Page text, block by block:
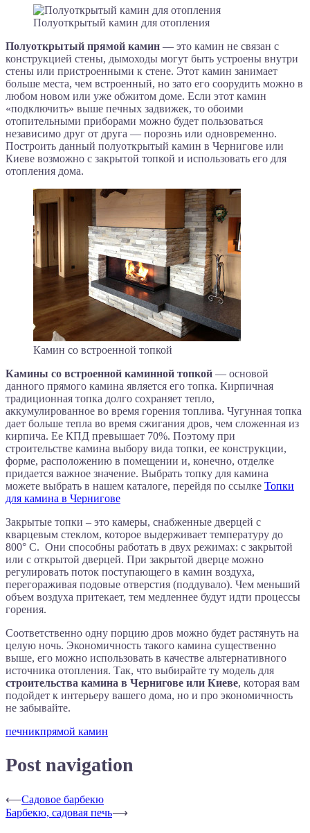
Полуоткрытый камин для отопления
Полуоткрытый прямой камин — это камин не связан с
конструкцией стены, дымоходы могут быть устроены внутри
стены или пристроенными к стене. Этот камин занимает
больше места, чем встроенный, но зато его соорудить можно в
любом новом или уже обжитом доме. Если этот камин
«подключить» выше печных задвижек, то обоими
отопительными приборами можно будет пользоваться
независимо друг от друга — порознь или одновременно.
Построить данный полуоткрытый камин в Чернигове или
Киеве возможно с закрытой топкой и использовать его для
отопления дома.
Камин со встроенной топкой
Камины со встроенной каминной топкой — основой
данного прямого камина является его топка. Кирпичная
традиционная топка долго сохраняет тепло,
аккумулированное во время горения топлива. Чугунная топка
дает больше тепла во время сжигания дров, чем сложенная из
кирпича. Ее КПД превышает 70%. Поэтому при
строительстве камина выбору вида топки, ее конструкции,
форме, расположению в помещении и, конечно, отделке
придается важное значение. Выбрать топку для камина
можете выбрать в нашем каталоге, перейдя по ссылке Топки
для камина в Чернигове
Закрытые топки – это камеры, снабженные дверцей с
кварцевым стеклом, которое выдерживает температуру до
800° С. Они способны работать в двух режимах: с закрытой
или с открытой дверцей. При закрытой дверце можно
регулировать поток поступающего в камин воздуха,
перегораживая подовые отверстия (поддувало). Чем меньший
объем воздуха притекает, тем медленнее будут идти процессы
горения.
Соответственно одну порцию дров можно будет растянуть на
целую ночь. Экономичность такого камина существенно
выше, его можно использовать в качестве альтернативного
источника отопления. Так, что выбирайте ту модель для
строительства камина в Чернигове или Киеве, которая вам
подойдет к интерьеру вашего дома, но и про экономичность
не забывайте.
печникпрямой камин
Post navigation
⟵Садовое барбекю
Барбекю, садовая печь⟶